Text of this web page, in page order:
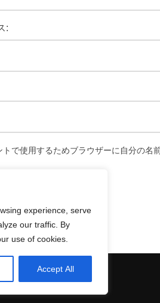
experience, serve
our traffic. By
use of cookies.
Accept All
:
トで使用するためブラウザーに自分の名